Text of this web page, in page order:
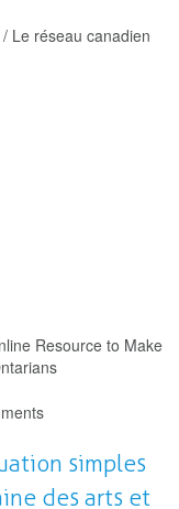
Le réseau canadien
Resource to Make
simples
des arts et